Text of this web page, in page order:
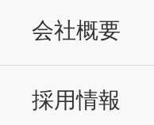
会社概要
採用情報